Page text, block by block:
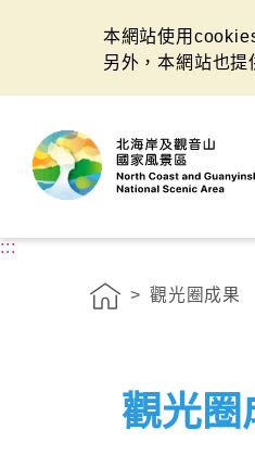
本網站使用
另外，本網站也
:::
觀光圈成果
觀光圈